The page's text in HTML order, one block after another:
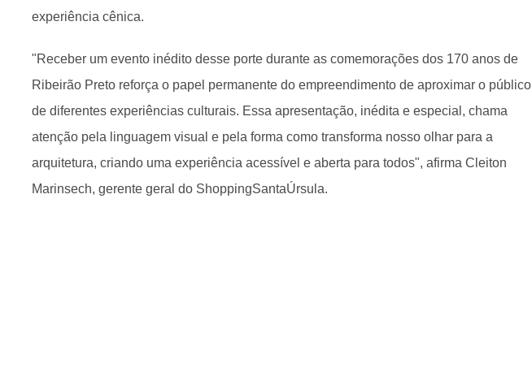
experiência cênica.
"Receber um evento inédito desse porte durante as comemorações dos 170 anos de
Ribeirão Preto reforça o papel permanente do empreendimento de aproximar o público
de diferentes experiências culturais. Essa apresentação, inédita e especial, chama
atenção pela linguagem visual e pela forma como transforma nosso olhar para a
arquitetura, criando uma experiência acessível e aberta para todos", afirma Cleiton
Marinsech, gerente geral do ShoppingSantaÚrsula.